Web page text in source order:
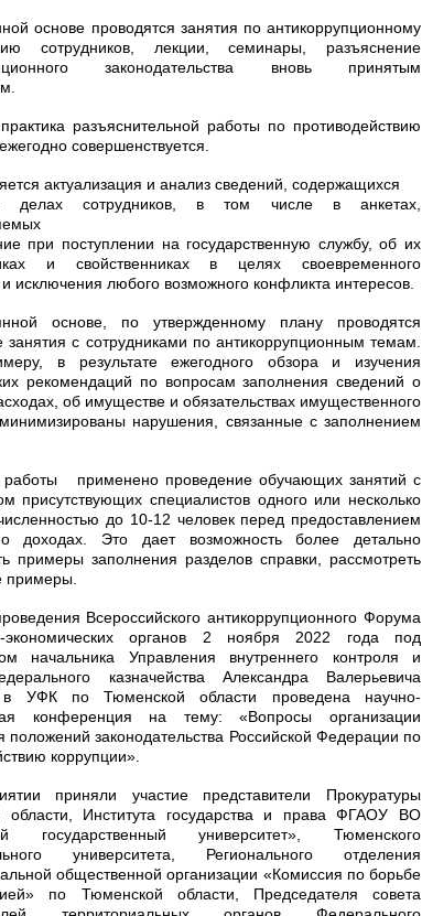
основе проводятся занятия по антикоррупционному
сотрудников, лекции, семинары, разъяснение
законодательства вновь принятым
разъяснительной работы по противодействию
совершенствуется.
актуализация и анализ сведений, содержащихся
делах сотрудников, в том числе в анкетах,
при поступлении на государственную службу, об их
и свойственниках в целях своевременного
исключения любого возможного конфликта интересов.
основе, по утвержденному плану проводятся
с сотрудниками по антикоррупционным темам.
в результате ежегодного обзора и изучения
рекомендаций по вопросам заполнения сведений о
об имуществе и обязательствах имущественного
нарушения, связанные с заполнением
работы применено проведение обучающих занятий с
присутствующих специалистов одного или несколько
до 10-12 человек перед предоставлением
доходах. Это дает возможность более детально
примеры заполнения разделов справки, рассмотреть
примеры.
Всероссийского антикоррупционного Форума
экономических органов 2 ноября 2022 года под
начальника Управления внутреннего контроля и
казначейства Александра Валерьевича
в УФК по Тюменской области проведена научно-
конференция на тему: «Вопросы организации
положений законодательства Российской Федерации по
коррупции».
приняли участие представители Прокуратуры
области, Института государства и права ФГАОУ ВО
государственный университет», Тюменского
университета, Регионального отделения
общественной организации «Комиссия по борьбе
по Тюменской области, Председателя совета